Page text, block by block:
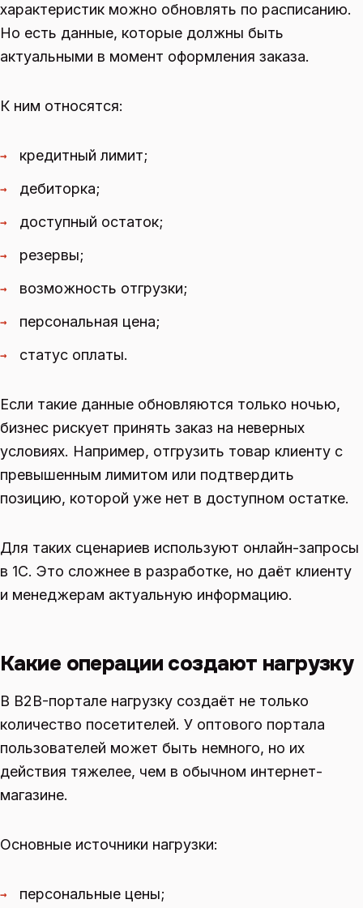
характеристик можно обновлять по расписанию.
Но есть данные, которые должны быть
актуальными в момент оформления заказа.
К ним относятся:
→ кредитный лимит;
→ дебиторка;
→ доступный остаток;
→ резервы;
→ возможность отгрузки;
→ персональная цена;
→ статус оплаты.
Если такие данные обновляются только ночью,
бизнес рискует принять заказ на неверных
условиях. Например, отгрузить товар клиенту с
превышенным лимитом или подтвердить
позицию, которой уже нет в доступном остатке.
Для таких сценариев используют онлайн-запросы
в 1С. Это сложнее в разработке, но даёт клиенту
и менеджерам актуальную информацию.
Какие операции создают нагрузку
В B2B-портале нагрузку создаёт не только
количество посетителей. У оптового портала
пользователей может быть немного, но их
действия тяжелее, чем в обычном интернет-
магазине.
Основные источники нагрузки:
→ персональные цены;